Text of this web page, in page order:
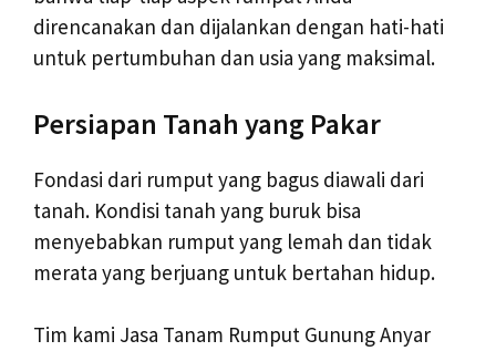
direncanakan dan dijalankan dengan hati-hati
untuk pertumbuhan dan usia yang maksimal.
Persiapan Tanah yang Pakar
Fondasi dari rumput yang bagus diawali dari
tanah. Kondisi tanah yang buruk bisa
menyebabkan rumput yang lemah dan tidak
merata yang berjuang untuk bertahan hidup.
Tim kami Jasa Tanam Rumput Gunung Anyar